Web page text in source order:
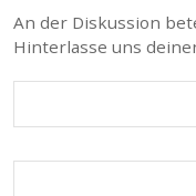
An der Diskussion
Hinterlasse uns